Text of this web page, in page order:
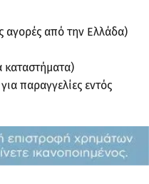
αγορές από την Ελλάδα)
παραγγελίες εντός